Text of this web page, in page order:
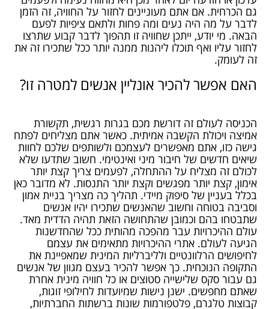
גם הכרחית. אם אתם מעוניינים לחזור על החוויה, זה הזמן
לדבר על מה היה נעים ומה פחות ולתאם ציפיות לפעם
הבאה. מי יודע, ייתכן שחוויה זו תהפוך לדבר קבוע שתרצו
לחזור עליו ואף תוכלו ליהנות ממנה יותר ככל שתכירו זה את
זה לעומק.
האם אפשר להכיר אונליין אנשים למטרה זו?
הכניסה לעולם זה דורשת מכם בגרות רגשית, תקשורת
אמיצה ויכולת הקשבה אמיתית. כאשר אתם מצליחים לפתח
גישה כזו, אתם מאפשרים לעצמכם ולשותפים שלכם לחוות
שיאים חדשים של חיבור מיני ואינטימי. חשוב שתדעו שלא
לכולם זה מצליח על ההתחלה, לפעמים צריך קצת יותר
אימון, קצת יותר מפגשים וקצת יותר התנסות. לא מדובר כאן
בכלל בעניין של סיפוק מיידי. תהליך כה מצריך בניית אמון
וסביבה בטוחה וחשוב שהאנשים שתכירו יהיו אנשים
שתבטחו בהם וכמובן שהתחושה הזאת תהיה הדדית מאד.
עולם ההיכרויות עבר מהפכה מהותית ככל שהחדשנות
הגיעה לעולם. אתרי ההיכרויות מתאימים את עצמם
לחיפושים הרלוונטיים ולליברליות המינית שמאפיינת את
התקופה הנוכחית. כך אפשר להכיר בעצם מגוון של אנשים
גם עבור סקס שלישייה סטוצים או כל חוויה מינית אחרת
שאתם מחפשים. ישנן נישות שמיועדות לחילופי זוגות,
קבוצות טלגרם, פלטפורמות שונות ברשתות החברתיות,